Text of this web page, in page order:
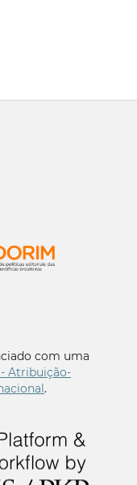
com uma
Atribuição-
.